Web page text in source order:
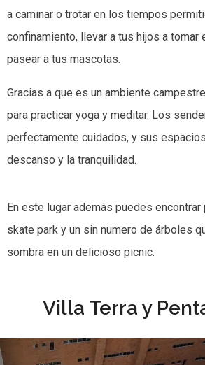
a caminar o trotar en los tiempos
confinamiento, llevar a tus hijos a tomar
pasear a tus mascotas.
Gracias a que es un ambiente
para practicar yoga y meditar. Los
perfectamente cuidados, y sus
descanso y la tranquilidad.
En este lugar además puedes
skate park y un sin numero de árboles
sombra en un delicioso picnic.
Villa Terra y